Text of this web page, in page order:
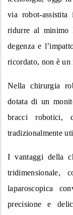
via robot-
ridurre al minimo
degenza e
ricordato, non è un
Nella chirurgia
dotata di un
bracci robotici,
tradizionalmente
I vantaggi della
tridimensionale,
laparoscopica
precisione e